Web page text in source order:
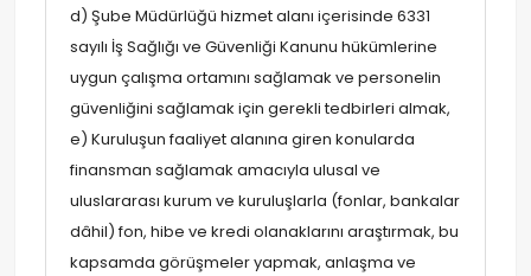
d) Şube Müdürlüğü hizmet alanı içerisinde 6331
sayılı İş Sağlığı ve Güvenliği Kanunu hükümlerine
uygun çalışma ortamını sağlamak ve personelin
güvenliğini sağlamak için gerekli tedbirleri almak,
e) Kuruluşun faaliyet alanına giren konularda
finansman sağlamak amacıyla ulusal ve
uluslararası kurum ve kuruluşlarla (fonlar, bankalar
dâhil) fon, hibe ve kredi olanaklarını araştırmak, bu
kapsamda görüşmeler yapmak, anlaşma ve